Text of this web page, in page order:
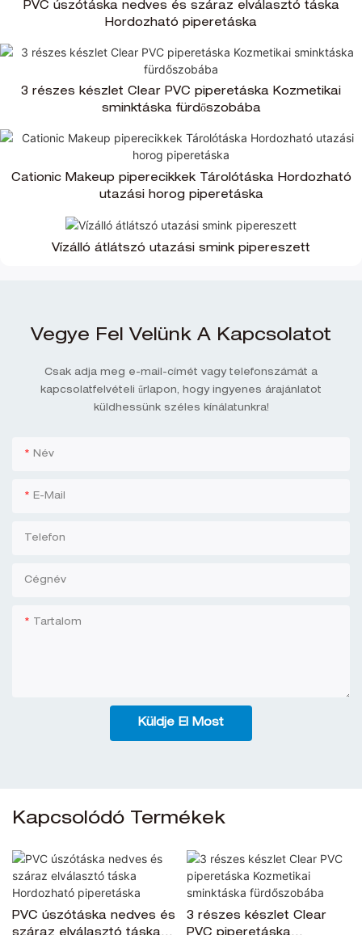
PVC úszótáska nedves és száraz elválasztó táska
Hordozható piperetáska
3 részes készlet Clear PVC piperetáska Kozmetikai
sminktáska fürdőszobába
Cationic Makeup piperecikkek Tárolótáska Hordozható
utazási horog piperetáska
Vízálló átlátszó utazási smink pipereszett
Vegye Fel Velünk A Kapcsolatot
Csak adja meg e-mail-címét vagy telefonszámát a
kapcsolatfelvételi űrlapon, hogy ingyenes árajánlatot
küldhessünk széles kínálatunkra!
Név
E-Mail
Telefon
Cégnév
Tartalom
Küldje El Most
Kapcsolódó Termékek
PVC úszótáska nedves és
3 részes készlet Clear